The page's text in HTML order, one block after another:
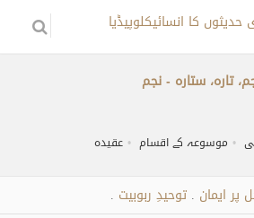
تارہ، ستارہ - نجم
موسوعہ کے اقسام عقیدہ
پر ایمان توحیدِ ربوبیت